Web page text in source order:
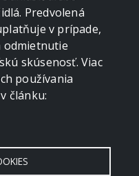
Predvolená
v prípade,
odmietnutie
skúsenosť. Viac
používania
článku: